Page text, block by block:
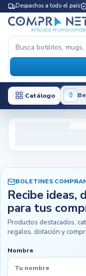
Despachos a todo el país
Catálogo
BOLETINES
Recibe ideas,
para tus
Productos destacados,
regalos, dotación y
Nombre